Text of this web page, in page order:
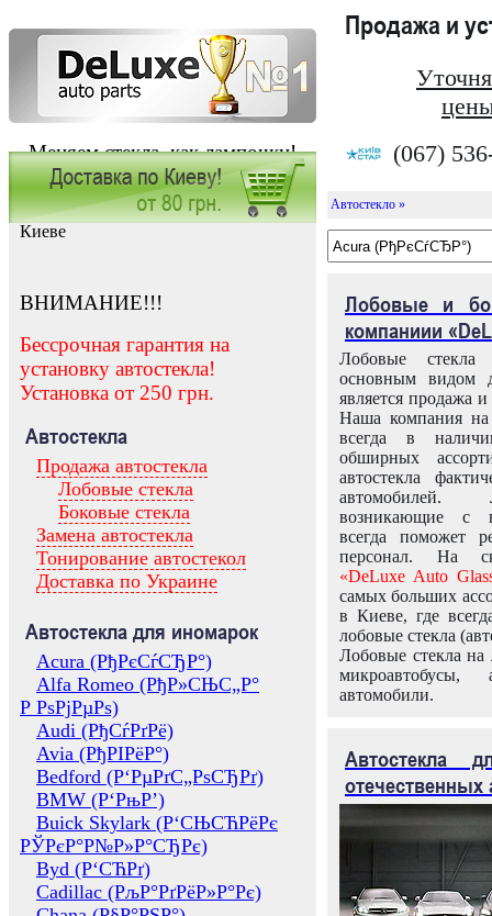
Меняем стекла, как лампочки!
Продажа и
(067)
Заказать установку автостекла в
Киеве
ВНИМАНИЕ!!!
Бессрочная гарантия на
установку автостекла!
Установка от 250 грн.
Автостекла
Продажа автостекла
Лобовые стекла
Боковые стекла
Замена автостекла
Тонирование автостекол
Доставка по Украине
Автостекла для иномарок
Acura (РђРєСѓСЂР°)
Alfa Romeo (РђР»СЊС„Р°
Р РѕРјРµРѕ)
Audi (РђСѓРґРё)
Avia (РђРІРёР°)
Bedford (Р‘РµРґС„РѕСЂРґ)
BMW (Р‘РњР’)
Buick Skylark (Р‘СЊСЋРёРє
РЎРєР°Р№Р»Р°СЂРє)
Byd (Р‘СЋРґ)
Cadillac (РљР°РґРёР»Р°Рє)
Автостекло »
Лобовые и
компаниии
Лобовые
основным видом
является продажа и
Наша компания на
всегда в
обширных
автостекла
возникающие с
всегда поможет
персонал. На
«DeLuxe Auto
самых больших
в Киеве, где
лобовые стекла
Лобовые стекла на
микроавтобусы,
автомобили.
Автостекла
отечественных